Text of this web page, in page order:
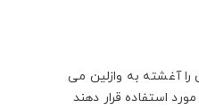
آغشته به وازلین می
استفاده قرار دهند